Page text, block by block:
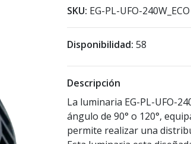
SKU: EG-PL-UFO-240W_ECO
Disponibilidad: 58
Descripción
La luminaria EG-PL-UFO-
ángulo de 90° o 120°,
permite realizar una